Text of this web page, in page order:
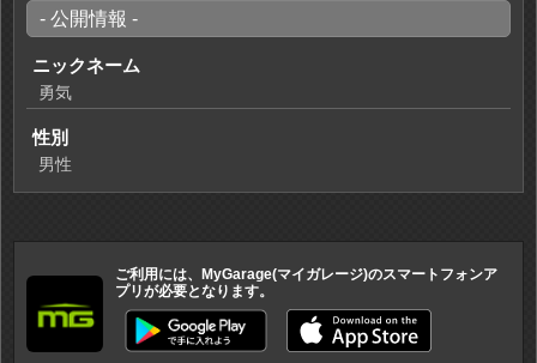
- 公開情報 -
ニックネーム
勇気
性別
男性
ご利用には、MyGarage(マイガレージ)のスマートフォンア
プリが必要となります。